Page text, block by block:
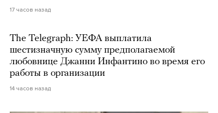
17 часов назад
The Telegraph: УЕФА выплатила
шестизначную сумму предполагаемой
любовнице Джанни Инфантино во время его
работы в организации
14 часов назад